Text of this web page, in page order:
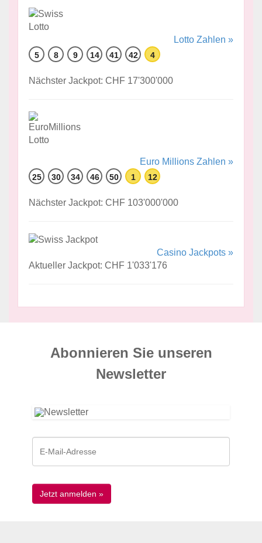
Lotto Zahlen »
5 8 9 14 41 42 4
Nächster Jackpot: CHF 17'300'000
Euro Millions Zahlen »
25 30 34 46 50 1 12
Nächster Jackpot: CHF 103'000'000
Casino Jackpots »
Aktueller Jackpot: CHF 1'033'176
Abonnieren Sie unseren
News­letter